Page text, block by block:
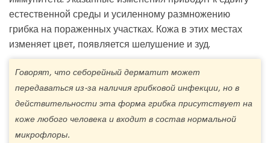
естественной среды и усиленному размножению
грибка на пораженных участках. Кожа в этих местах
изменяет цвет, появляется шелушение и зуд.
Говорят, что себорейный дерматит может
передаваться из-за наличия грибковой инфекции, но в
действительности эта форма грибка присутствует на
коже любого человека и входит в состав нормальной
микрофлоры.